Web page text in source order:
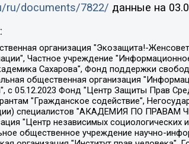
ru/documents/7822/ данные на
Свердловский региональный общественный фонд социальных проектов "Новое время", "Idel.Реалии", Кавказ.Реалии, Крым.Реалии, Телеканал Настоящее Время, Татаро-башкирская служба Радио Свобода (Azatliq Radiosi), Радио Свободная Европа/Радио Свобода (PCE/PC), "Сибирь.Реалии", "Фактограф", Благотворительный фонд помощи осужденным и их семьям, Автономная некоммерческая организация "Институт глобализации и социальных движений", Фонд "В защиту прав заключенных", Частное учреждение "Центр поддержки и содействия развитию средств массовой информации", Пензенский региональный общественный благотворительный фонд "Гражданский союз", "Север.Реалии", Некоммерческая организация Фонд "Правовая инициатива", Общество с ограниченной ответственностью "Радио Свободная Европа/Радио Свобода", Чешское информационное агентство "MEDIUM-ORIENT", Красноярская региональная общественная организация "Мы против СПИДа", Камалягин Денис Николаевич, Маркелов Сергей Евгеньевич, Пономарев Лев Александрович, Савицкая Людмила Алексеевна, Автономная некоммерческая организация "Центр по работе с проблемой насилия "НАСИЛИЮ.НЕТ", Межрегиональный профессиональный союз работников здравоохранения "Альянс врачей", Юридическое лицо, зарегистрированное в Латвийской Республике, SIA "Medusa Project" (регистрационный номер 40103797863, дата регистрации 10.06.2014), Некоммерческая организация "Фонд по борьбе с коррупцией", Автономная некоммерческая организация "Институт права и публичной политики", Баданин Роман Сергеевич, Гликин Максим Александрович, Железнова Мария Михайловна, Лукьянова Юлия Сергеевна, Маетная Елизавета Витальевна, Маняхин Петр Борисович, Чуракова Ольга Владимировна, Ярош Юлия Петровна, Юридическое лицо "The Insider SIA", зарегистрированное в Риге, Латвийская Республика (дата регистрации 26.06.2015), являющееся администратором доменного имени интернет-издания "The Insider SIA", https://theins.ru, Постернак Алексей Евгеньевич, Рубин Михаил Аркадьевич, Анин Роман Александрович, Юридическое лицо Istories fonds, зарегистрированное в Латвийской Республике (регистрационный номер 50008295751, дата регистрации 24.02.2020), Великовский Дмитрий Александрович, Долинина Ирина Николаевна, Мароховская Алеся Алексеевна, Шлейнов Роман Юрьевич, Шмагун Олеся Валентиновна, Общество с ограниченной ответственностью "Альтаир 2021", Общество с ограниченной ответственностью "Вега 2021", Общество с ограниченной ответственностью "Главный редактор 2021", Общество с ограниченной ответственностью "Ромашки монолит", Важенков Артем Валерьевич,